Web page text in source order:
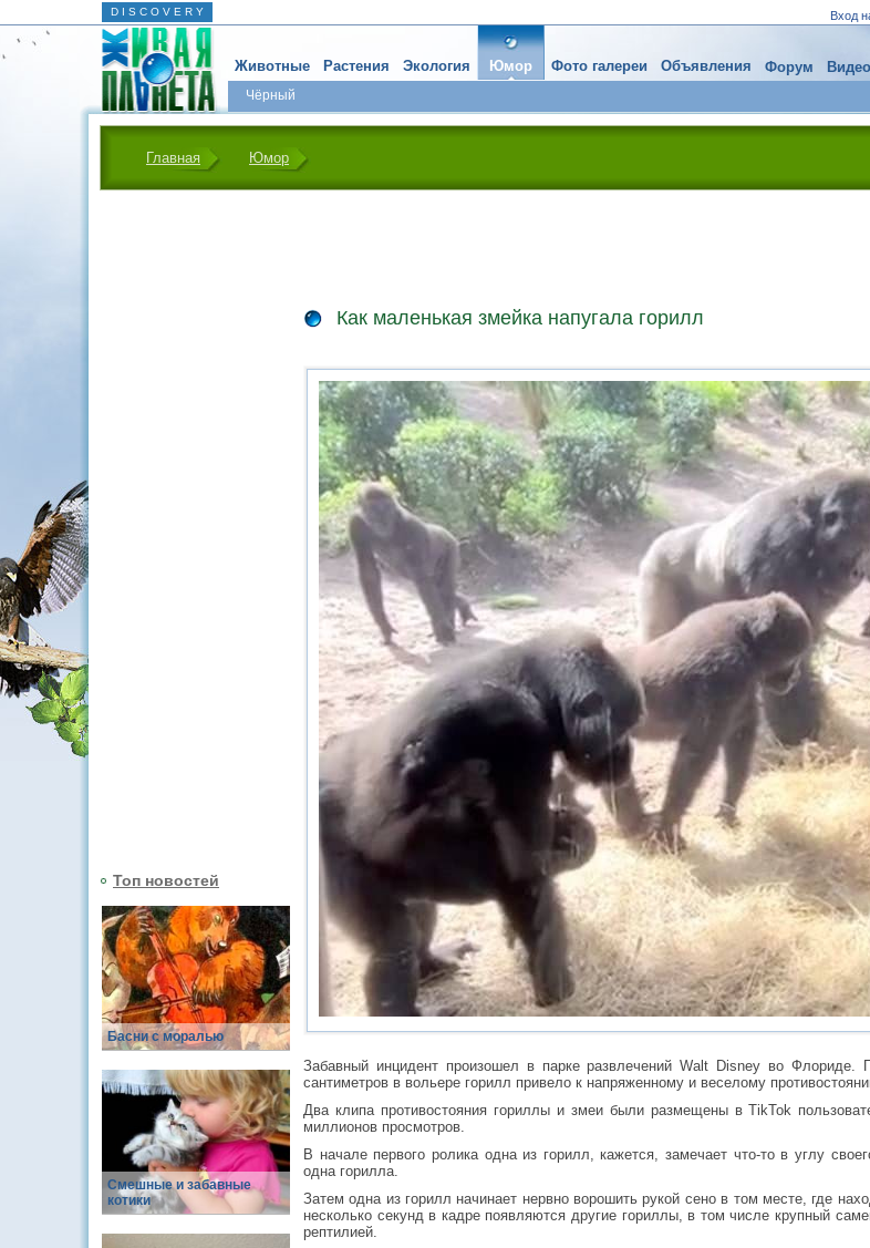
D I S C O V E R Y Вход
Животные Растения Экология Юмор
Чёрный
Фото галереи Объявления Форум Видео
Главная Юмор
Топ новостей
Басни с моралью
Смешные и забавные
котики
Как маленькая змейка напугала горилл
Забавный инцидент произошел в парке развлечений Walt Disney во Флориде.
сантиметров в вольере горилл привело к напряженному и веселому
Два клипа противостояния гориллы и змеи были размещены в TikTok
миллионов просмотров.
В начале первого ролика одна из горилл, кажется, замечает что-то в углу
одна горилла.
Затем одна из горилл начинает нервно ворошить рукой сено в том месте, где
несколько секунд в кадре появляются другие гориллы, в том числе крупный
рептилией.